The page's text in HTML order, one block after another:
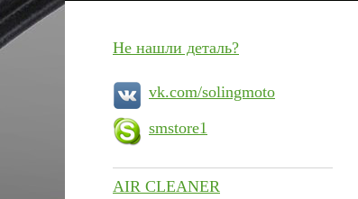
Не нашли деталь?
vk.com/solingmoto
smstore1
AIR CLEANER